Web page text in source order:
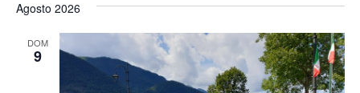
viste
la
Agosto 2026
DOM
9